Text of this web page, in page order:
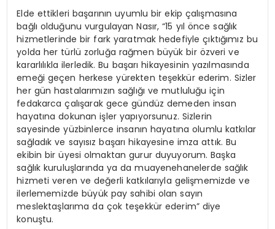
Elde ettikleri başarının uyumlu bir ekip çalışmasına
bağlı olduğunu vurgulayan Nasır, “15 yıl önce sağlık
hizmetlerinde bir fark yaratmak hedefiyle çıktığımız bu
yolda her türlü zorluğa rağmen büyük bir özveri ve
kararlılıkla ilerledik. Bu başarı hikayesinin yazılmasında
emeği geçen herkese yürekten teşekkür ederim. Sizler
her gün hastalarımızın sağlığı ve mutluluğu için
fedakarca çalışarak gece gündüz demeden insan
hayatına dokunan işler yapıyorsunuz. Sizlerin
sayesinde yüzbinlerce insanın hayatına olumlu katkılar
sağladık ve sayısız başarı hikayesine imza attık. Bu
ekibin bir üyesi olmaktan gurur duyuyorum. Başka
sağlık kuruluşlarında ya da muayenehanelerde sağlık
hizmeti veren ve değerli katkılarıyla gelişmemizde ve
ilerlememizde büyük pay sahibi olan sayın
meslektaşlarıma da çok teşekkür ederim” diye
konuştu.